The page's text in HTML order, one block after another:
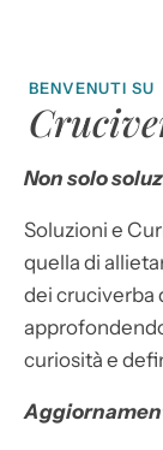
BENVENUTI SU
Non solo
Soluzioni e
quella di
dei cruciverba
curiosità e